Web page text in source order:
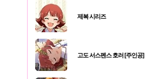
제복 시리즈
고도 서스펜스 호러 [주인공]